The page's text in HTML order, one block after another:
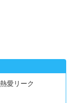
愛リーク